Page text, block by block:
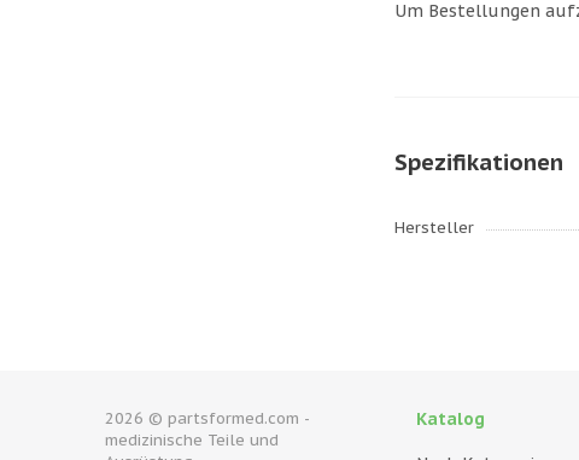
Um Bestellungen
Spezifikationen
Hersteller
2026 © partsformed.com -
medizinische Teile und
Katalog